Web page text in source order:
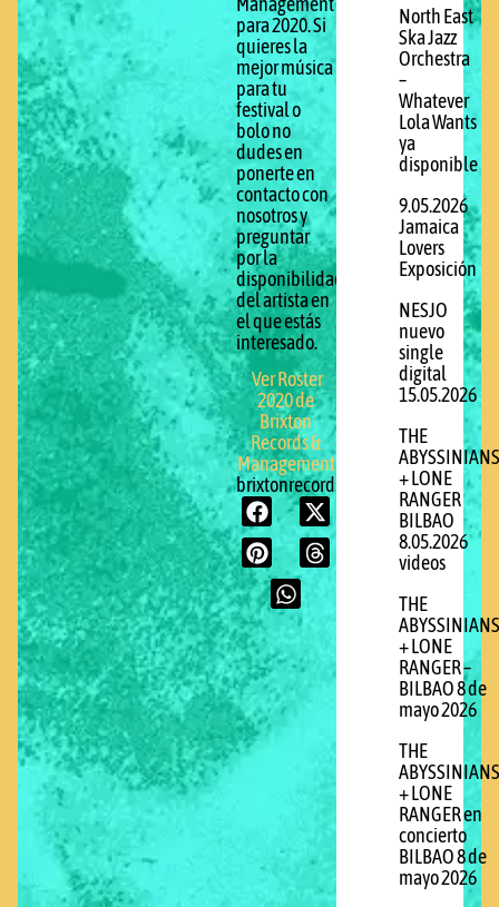
para 2020. Si
quieres la
mejor música
para tu
festival o
bolo no
dudes en
ponerte en
contacto con
nosotros y
preguntar
por la
disponibilidad
del artista en
el que estás
interesado.
Ver Roster
2020 de
Brixton
Records &
Management
brixtonrecords.com
North East
Ska Jazz
Orchestra
–
Whatever
Lola Wants
ya
disponible
9.05.2026
Jamaica
Lovers
Exposición
NESJO
nuevo
single
digital
15.05.2026
THE
ABYSSINIANS
+ LONE
RANGER
BILBAO
8.05.2026
videos
THE
ABYSSINIANS
+ LONE
RANGER –
BILBAO 8 de
mayo 2026
THE
ABYSSINIANS
+ LONE
RANGER en
concierto
BILBAO 8 de
mayo 2026